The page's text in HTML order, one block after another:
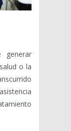
generar
o la